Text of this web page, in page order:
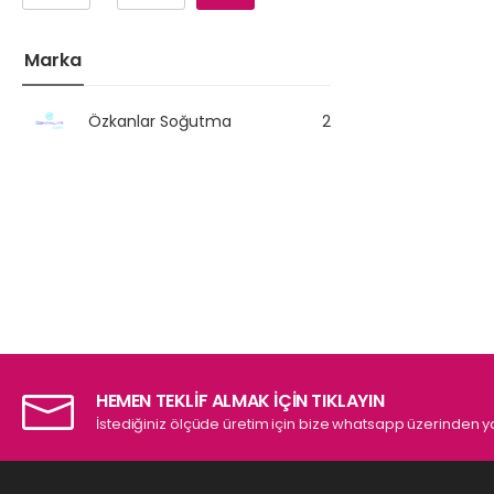
Marka
Özkanlar Soğutma 2
HEMEN TEKLİF ALMAK İÇİN TIKLAYIN
İstediğiniz ölçüde üretim için bize whatsapp üzerinden